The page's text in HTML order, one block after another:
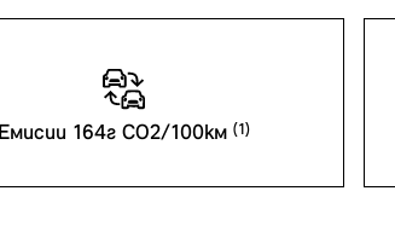
Емисии 164г CO2/100км